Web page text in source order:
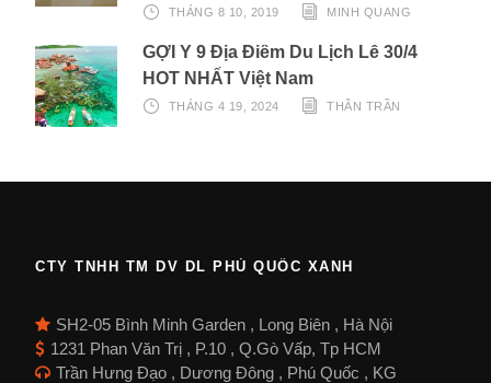
THÁNG 8 10, 2019 MINH QUANG
GỢI Ý 9 Địa Điểm Du Lịch Lễ 30/4
HOT NHẤT Việt Nam
THÁNG 4 19, 2024 THÂN TRẦN
CTY TNHH TM DV DL PHÚ QUỐC XANH
SH2-05 Bình Minh Garden , Long Biên , Hà Nội
1231 Phan Văn Trị , P.10 , Q.Gò Vấp, Tp HCM
Trần Hưng Đạo , Dương Đông , Phú Quốc , KG